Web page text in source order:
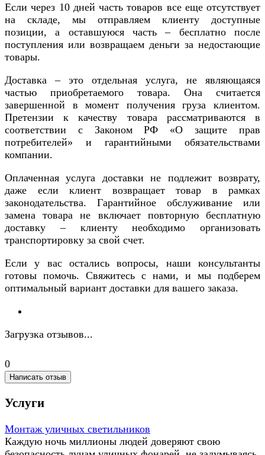
Если через 10 дней часть товаров все еще отсутствует
на складе, мы отправляем клиенту доступные
позиции, а оставшуюся часть – бесплатно после
поступления или возвращаем деньги за недостающие
товары.
Доставка – это отдельная услуга, не являющаяся
частью приобретаемого товара. Она считается
завершенной в момент получения груза клиентом.
Претензии к качеству товара рассматриваются в
соответствии с Законом РФ «О защите прав
потребителей» и гарантийными обязательствами
компании.
Оплаченная услуга доставки не подлежит возврату,
даже если клиент возвращает товар в рамках
законодательства. Гарантийное обслуживание или
замена товара не включает повторную бесплатную
доставку – клиенту необходимо организовать
транспортировку за свой счет.
Если у вас остались вопросы, наши консультанты
готовы помочь. Свяжитесь с нами, и мы подберем
оптимальный вариант доставки для вашего заказа.
Загрузка отзывов...
0
Написать отзыв
Услуги
Монтаж уличных светильников
Каждую ночь миллионы людей доверяют свою